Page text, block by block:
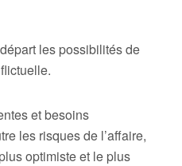
les possibilités de
et besoins
les risques de l’affaire,
optimiste et le plus